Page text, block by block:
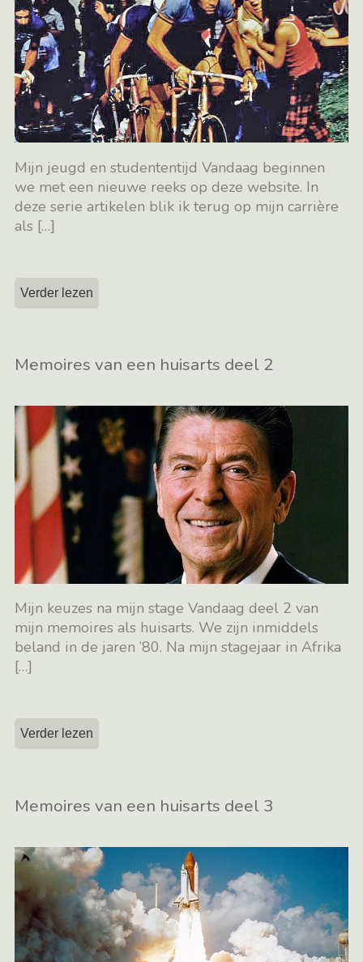
Mijn jeugd en studententijd Vandaag beginnen
we met een nieuwe reeks op deze website. In
deze serie artikelen blik ik terug op mijn carrière
als […]
Verder lezen
Memoires van een huisarts deel 2
Mijn keuzes na mijn stage Vandaag deel 2 van
mijn memoires als huisarts. We zijn inmiddels
beland in de jaren ’80. Na mijn stagejaar in Afrika
[…]
Verder lezen
Memoires van een huisarts deel 3